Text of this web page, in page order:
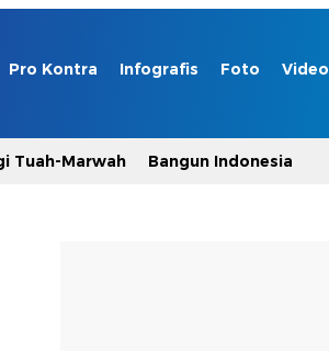
Pro Kontra Infografis Foto Video
Tuah-Marwah Bangun Indonesia